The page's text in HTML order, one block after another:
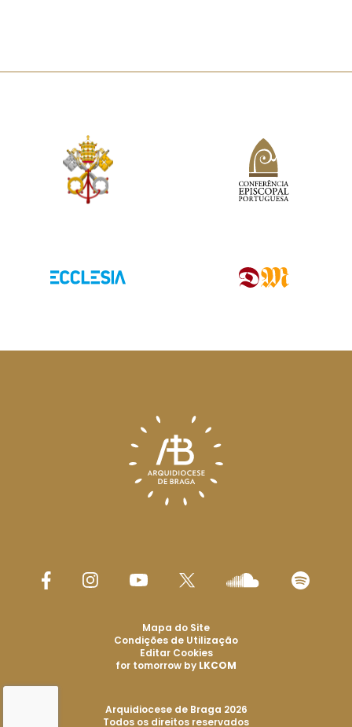
Arquidiocese de Braga 2026
Todos os direitos reservados
Mapa do Site
Condições de Utilização
Editar Cookies
for tomorrow by LKCOM